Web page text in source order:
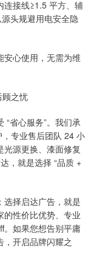
连接线≥1.5 平方、辅
头规避用电安全隐
安心使用，无需为维
之忧
“省心服务”。我们承
专业售后团队 24 小
源更换、漆面修复
，就是选择 “品质 +
选择启达广告，就是
的性价比优势、专业
。如果您想告别平庸
开启品牌闪耀之